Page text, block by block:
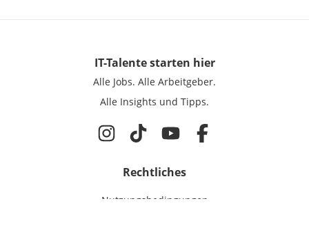
IT-Talentestarten hier
Alle Jobs. Alle Arbeitgeber.
Alle Insights und Tipps.
Rechtliches
Nutzungsbedingungen